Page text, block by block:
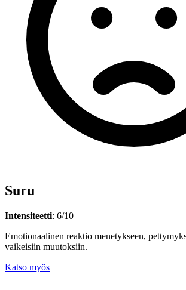
Suru
Intensiteetti: 6/10
Emotionaalinen reaktio menetykseen,
vaikeisiin muutoksiin.
Katso myös